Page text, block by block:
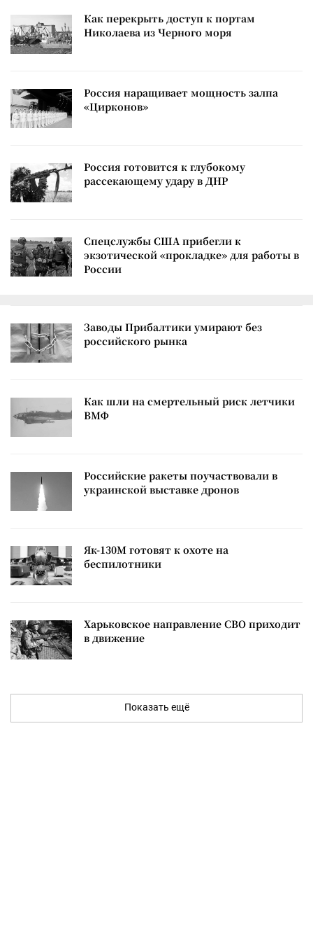
Как перекрыть доступ к портам
Николаева из Черного моря
Россия наращивает мощность залпа
«Цирконов»
Россия готовится к глубокому
рассекающему удару в ДНР
Спецслужбы США прибегли к
экзотической «прокладке» для работы в
России
Заводы Прибалтики умирают без
российского рынка
Как шли на смертельный риск летчики
ВМФ
Российские ракеты поучаствовали в
украинской выставке дронов
Як-130М готовят к охоте на
беспилотники
Харьковское направление СВО приходит
в движение
Показать ещё